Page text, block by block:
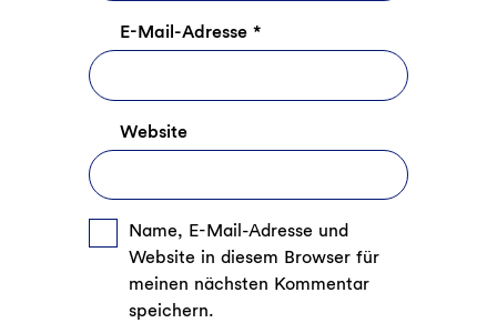
E-Mail-Adresse *
Website
Name, E-Mail-Adresse und
Website in diesem Browser für
meinen nächsten Kommentar
speichern.